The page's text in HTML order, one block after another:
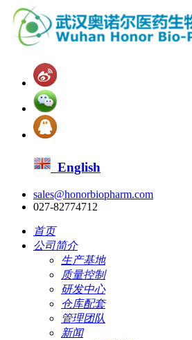
English
sales@honorbiopharm.com
027-82774712
首页
公司简介
生产基地
质量控制
研发中心
仓库配套
管理团队
新闻